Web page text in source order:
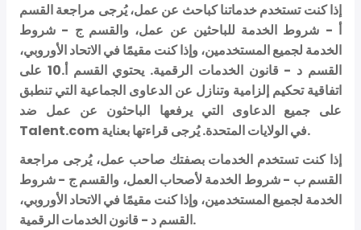
إذا كنت تستخدم خدماتنا كباحث عن عمل، يُرجى مراجعة القسم
أ - شروط الخدمة للباحثين عن عمل، والقسم ج - شروط
الخدمة لجميع المستخدمين، وإذا كنت مقيمًا في الاتحاد الأوروبي،
القسم د - قانون الخدمات الرقمية. يحتوي القسم أ.10 على
اتفاقية تحكيم إلزامية وتنازل عن الدعاوى الجماعية التي تنطبق
على جميع الدعاوى التي يرفعها الباحثون عن عمل ضد
Talent.com في الولايات المتحدة. يُرجى قراءتها بعناية.
إذا كنت تستخدم الخدمات بصفتك صاحب عمل، يُرجى مراجعة
القسم ب - شروط الخدمة لأصحاب العمل، والقسم ج - شروط
الخدمة لجميع المستخدمين، وإذا كنت مقيمًا في الاتحاد الأوروبي،
القسم د - قانون الخدمات الرقمية.